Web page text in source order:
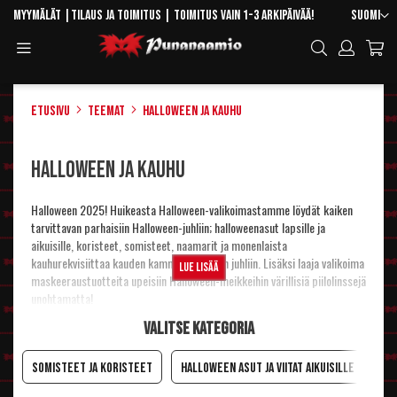
Skip
Content
Kieli
Suomi
Myymälät Tilaus ja toimitus | Toimitus vain 1-3 arkipäivää!
Hae
Etusivu Teemat Halloween ja kauhu
Halloween ja kauhu
Halloween 2025! Huikeasta Halloween-valikoimastamme löydät kaiken
tarvittavan parhaisiin Halloween-juhliin; halloweenasut lapsille ja
aikuisille, koristeet, somisteet, naamarit ja monenlaista
kauhurekvisiittaa kauden kammottavimpiin juhliin. Lisäksi laaja valikoima
maskeeraustuotteita upeisiin Halloween-meikkeihin värillisiä piilolinssejä
unohtamatta!
Juhla pohjautuu kelttiläisten uuden vuoden juhlaan, jonka irlantilaiset
veivät mukanaan muuttaessaan Amerikkaan. Siellä kaikkien pyhien illasta
Lue lisää
Valitse kategoria
Somisteet ja koristeet Halloween asut ja viitat aikuisille